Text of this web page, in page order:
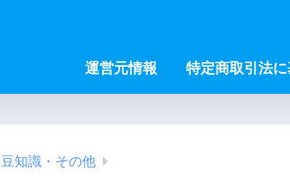
運営元情報 特定商取引法
豆知識・その他